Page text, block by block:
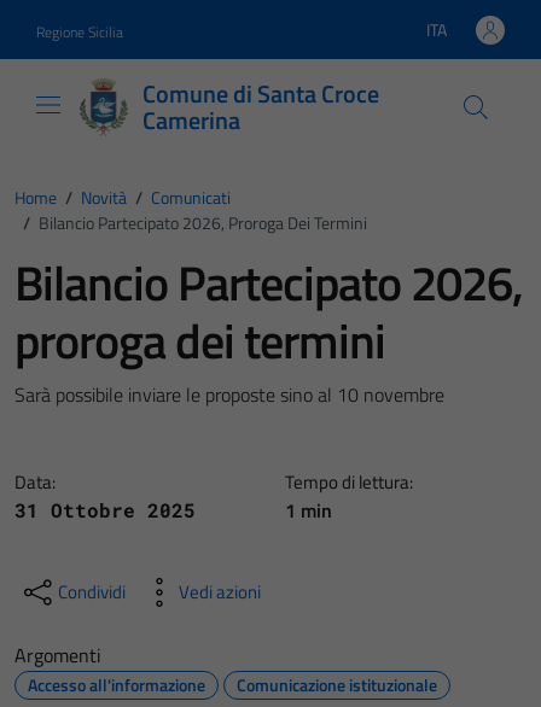
Regione Sicilia Lingua attiva:
ITA
Comune di Santa Croce
Camerina
Home / Novità / Comunicati
/ Bilancio Partecipato 2026, Proroga Dei Termini
Bilancio Partecipato 2026,
proroga dei termini
Sarà possibile inviare le proposte sino al 10 novembre
Data:
31 Ottobre 2025
Tempo di lettura:
1 min
Condividi Vedi azioni
Argomenti
Accesso all'informazione Comunicazione istituzionale